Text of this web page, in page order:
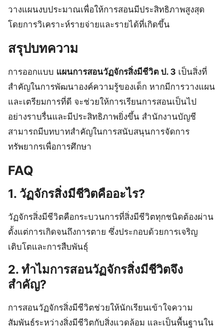
วางแผนงบประมาณเพื่อให้การสอนมีประสิทธิภาพสูงสุด
โดยการวิเคราะห์รายจ่ายและรายได้ที่เกิดขึ้น
สรุปบทความ
การออกแบบ แผนการสอนวัฏจักรสิ่งมีชีวิต ป. 3 เป็นสิ่งที่
สำคัญในการพัฒนาองค์ความรู้ของเด็ก หากมีการวางแผน
และเตรียมการที่ดี จะช่วยให้การเรียนการสอนเป็นไป
อย่างราบรื่นและมีประสิทธิภาพยิ่งขึ้น สำนักงานบัญชี
สามารถมีบทบาทสำคัญในการสนับสนุนการจัดการ
ทรัพยากรเพื่อการศึกษา
FAQ
1. วัฏจักรสิ่งมีชีวิตคืออะไร?
วัฏจักรสิ่งมีชีวิตคือกระบวนการที่สิ่งมีชีวิตทุกชนิดต้องผ่าน
ตั้งแต่การเกิดจนถึงการตาย ซึ่งประกอบด้วยการเจริญ
เติบโตและการสืบพันธุ์
2. ทำไมการสอนวัฏจักรสิ่งมีชีวิตจึง
สำคัญ?
การสอนวัฏจักรสิ่งมีชีวิตช่วยให้นักเรียนเข้าใจความ
สัมพันธ์ระหว่างสิ่งมีชีวิตกับสิ่งแวดล้อม และเป็นพื้นฐานใน